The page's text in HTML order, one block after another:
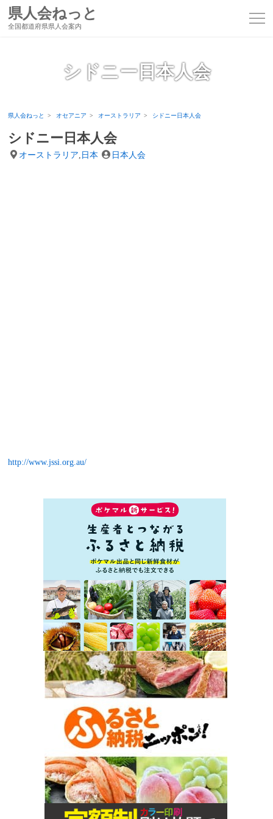
県人会ねっと
全国都道府県県人会案内
シドニー日本人会
県人会ねっと オセアニア オーストラリア シドニー日本人会
シドニー日本人会
オーストラリア 日本 日本人会
http://www.jssi.org.au/